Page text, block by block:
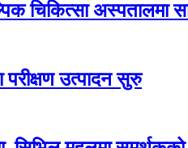
चिकित्सा
परीक्षण उत्पादन सुरु